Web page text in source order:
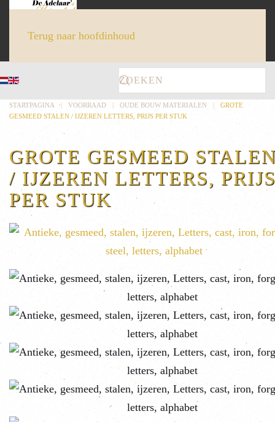
Terug naar hoofdinhoud
STARTPAGINA VOORRAAD OUDE BOUW MATERIALEN
GROTE
GESMEED STALEN / IJZEREN LETTERS, PRIJS PER STUK
GROTE GESMEED
/ IJZEREN LETTERS,
PER STUK